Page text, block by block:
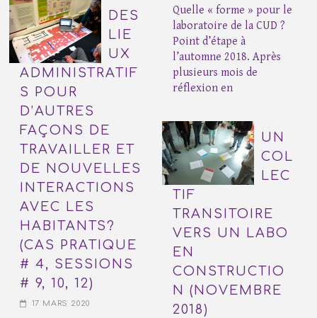
DES
LIE
UX
ADMINISTRATIF
S POUR
D’AUTRES
FAÇONS DE
TRAVAILLER ET
DE NOUVELLES
INTERACTIONS
AVEC LES
HABITANTS?
(CAS PRATIQUE
# 4, SESSIONS
# 9, 10, 12)
17 MARS 2020
Quelle « forme » pour le
laboratoire de la CUD ?
Point d’étape à
l’automne 2018. Après
plusieurs mois de
réflexion en
UN
COL
LEC
TIF
TRANSITOIRE
VERS UN LABO
EN
CONSTRUCTIO
N (NOVEMBRE
2018)